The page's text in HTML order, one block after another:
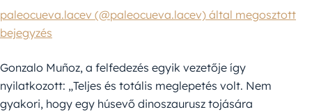
paleocueva.lacev (@paleocueva.lacev) által megosztott
bejegyzés
Gonzalo Muñoz, a felfedezés egyik vezetője így
nyilatkozott: „Teljes és totális meglepetés volt. Nem
gyakori, hogy egy húsevő dinoszaurusz tojására